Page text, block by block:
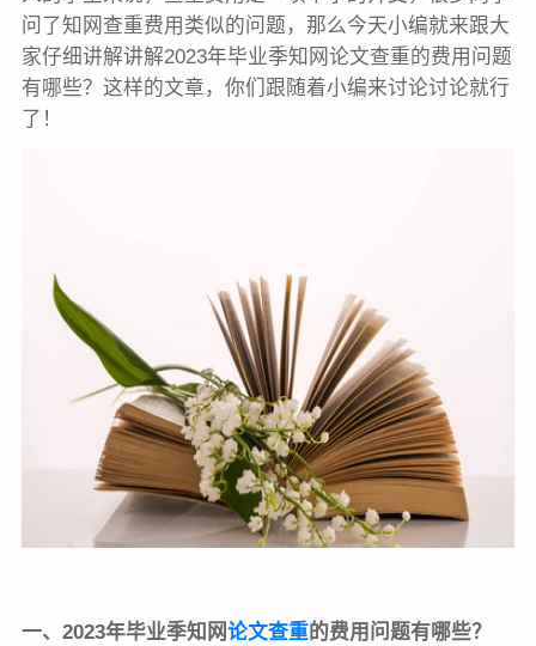
问了知网查重费用类似的问题，那么今天小编就来跟大
家仔细讲解讲解2023年毕业季知网论文查重的费用问题
有哪些？这样的文章，你们跟随着小编来讨论讨论就行
了！
一、2023年毕业季知网论文查重的费用问题有哪些？